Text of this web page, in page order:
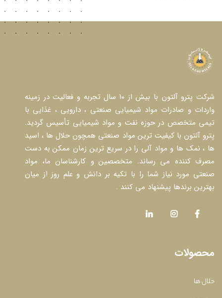
شرکت پترو آلتون با بیش از ۱۰ سال تجربه و فعالیت در زمینه
و صادرات مواد شیمیایی صنعتی ، دارویی ، غذایی با
متخصص در حوزه نفت و مواد شیمیایی تأسیس گردید.
آلتون با کیفیت ترین مواد صنعتی همچون حلال ها ، اسید
ها و مواد آلی را در سریع ترین زمان ممکن به دست
کننده می رساند. متخصصین و کارشناسان ما، مواد
مورد نیاز شما را با تکیه بر دانش و علم روز از میان
برندها پیشنهاد می کنند .